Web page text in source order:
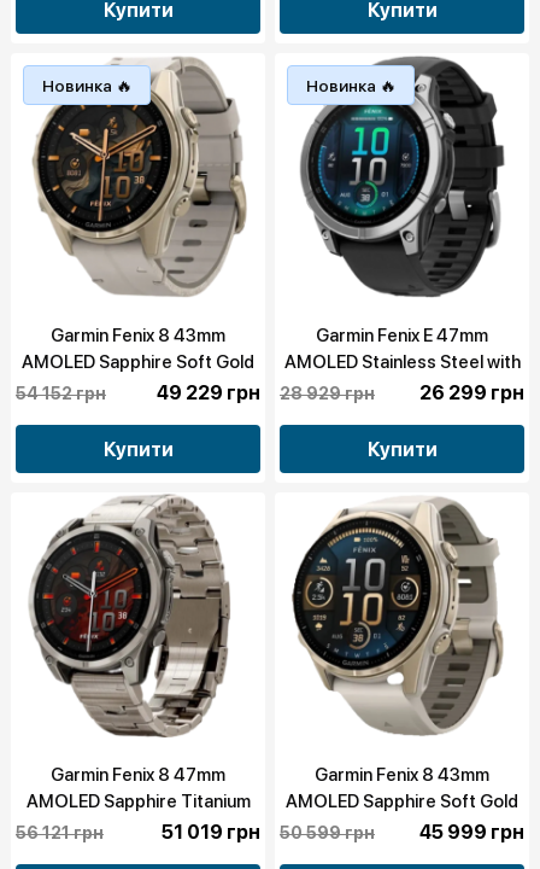
Купити Купити
Новинка 🔥
Garmin Fenix 8 43mm
AMOLED Sapphire Soft Gold
with Limestone Leather Band
54 152 грн 49 229 грн
Купити
Новинка 🔥
Garmin Fenix E 47mm
AMOLED Stainless Steel with
Black Silicone Band (010-
28 929 грн 26 299 грн
Купити
Garmin Fenix 8 47mm
AMOLED Sapphire Titanium
with Titanium Band (010-
56 121 грн 51 019 грн
Garmin Fenix 8 43mm
AMOLED Sapphire Soft Gold
with Fog Gray/Dark
50 599 грн 45 999 грн